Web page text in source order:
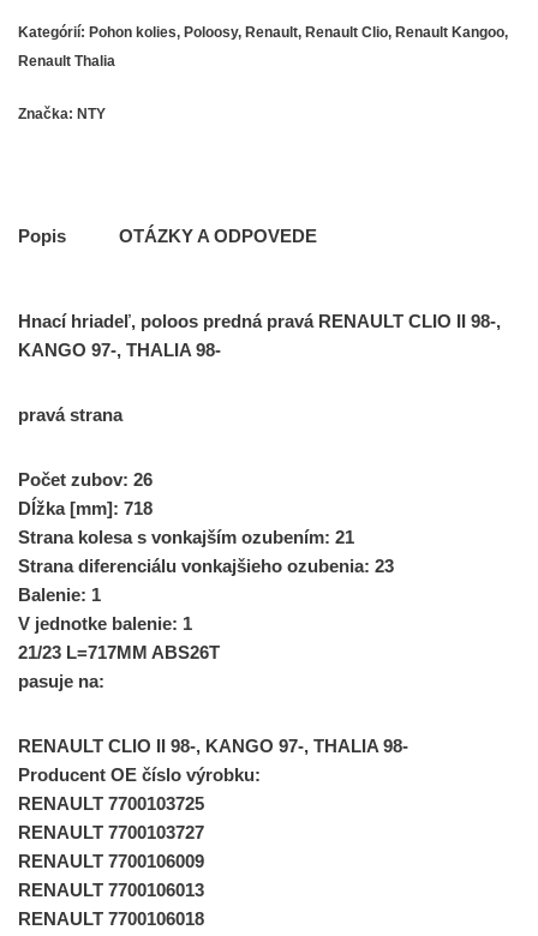
Kategórií: Pohon kolies, Poloosy, Renault, Renault Clio, Renault Kangoo,
Renault Thalia
Značka: NTY
Popis OTÁZKY A ODPOVEDE
Hnací hriadeľ, poloos predná pravá RENAULT CLIO II 98-,
KANGO 97-, THALIA 98-
pravá strana
Počet zubov: 26
Dĺžka [mm]: 718
Strana kolesa s vonkajším ozubením: 21
Strana diferenciálu vonkajšieho ozubenia: 23
Balenie: 1
V jednotke balenie: 1
21/23 L=717MM ABS26T
pasuje na:
RENAULT CLIO II 98-, KANGO 97-, THALIA 98-
Producent OE číslo výrobku:
RENAULT 7700103725
RENAULT 7700103727
RENAULT 7700106009
RENAULT 7700106013
RENAULT 7700106018